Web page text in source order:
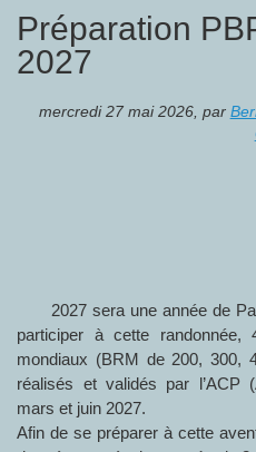
Préparation
2027
mercredi 27 mai 2026, par
2027 sera une année de Paris Brest Paris. Pour pouvoir
participer à cette randonnée,
mondiaux (BRM de 200, 300,
réalisés et validés par l’ACP
mars et juin 2027.
Afin de se préparer à cette